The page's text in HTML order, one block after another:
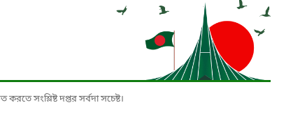
সংশ্লিষ্ট দপ্তর সর্বদা সচেষ্ট।